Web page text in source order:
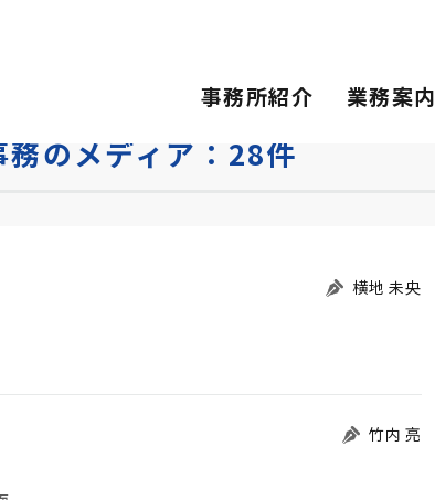
事務所紹介 業務案内
のメディア：28件
横地 未央
竹内 亮